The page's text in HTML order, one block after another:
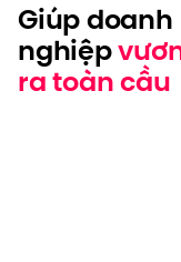
Giúp doanh
nghiệp
ra toàn cầu